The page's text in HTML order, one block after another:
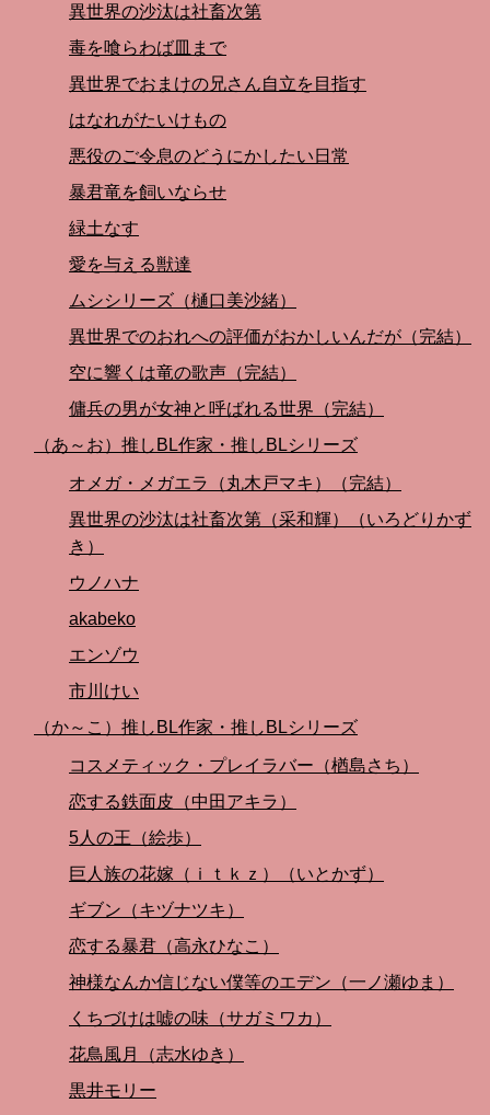
異世界の沙汰は社畜次第
毒を喰らわば皿まで
異世界でおまけの兄さん自立を目指す
はなれがたいけもの
悪役のご令息のどうにかしたい日常
暴君竜を飼いならせ
緑土なす
愛を与える獣達
ムシシリーズ（樋口美沙緒）
異世界でのおれへの評価がおかしいんだが（完結）
空に響くは竜の歌声（完結）
傭兵の男が女神と呼ばれる世界（完結）
（あ～お）推しBL作家・推しBLシリーズ
オメガ・メガエラ（丸木戸マキ）（完結）
異世界の沙汰は社畜次第（采和輝）（いろどりかず
き）
ウノハナ
akabeko
エンゾウ
市川けい
（か～こ）推しBL作家・推しBLシリーズ
コスメティック・プレイラバー（楢島さち）
恋する鉄面皮（中田アキラ）
5人の王（絵歩）
巨人族の花嫁（ｉｔｋｚ）（いとかず）
ギブン（キヅナツキ）
恋する暴君（高永ひなこ）
神様なんか信じない僕等のエデン（一ノ瀬ゆま）
くちづけは嘘の味（サガミワカ）
花鳥風月（志水ゆき）
黒井モリー